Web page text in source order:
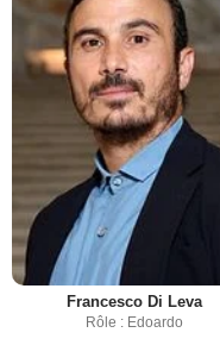
Francesco Di Leva
Rôle : Edoardo